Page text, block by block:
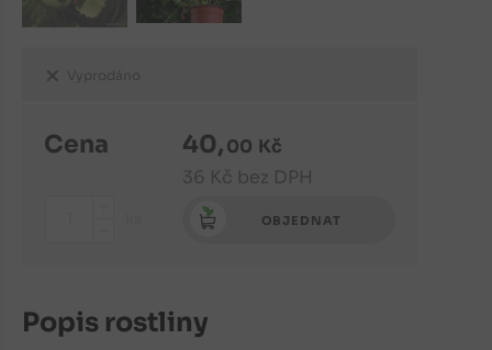
Vyprodáno
Cena 40,00 Kč
36 Kč bez DPH
OBJEDNAT
Popis rostliny